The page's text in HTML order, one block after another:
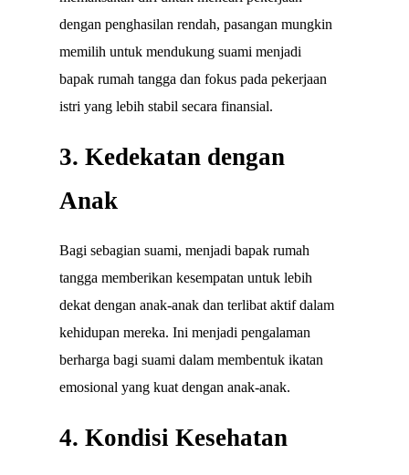
dengan penghasilan rendah, pasangan mungkin
memilih untuk mendukung suami menjadi
bapak rumah tangga dan fokus pada pekerjaan
istri yang lebih stabil secara finansial.
3. Kedekatan dengan
Anak
Bagi sebagian suami, menjadi bapak rumah
tangga memberikan kesempatan untuk lebih
dekat dengan anak-anak dan terlibat aktif dalam
kehidupan mereka. Ini menjadi pengalaman
berharga bagi suami dalam membentuk ikatan
emosional yang kuat dengan anak-anak.
4. Kondisi Kesehatan